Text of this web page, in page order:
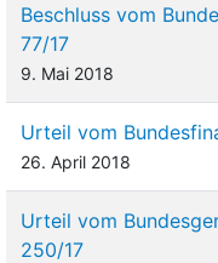
Beschluss vom
77/17
9. Mai 2018
Urteil vom
26. April 2018
Urteil vom
250/17